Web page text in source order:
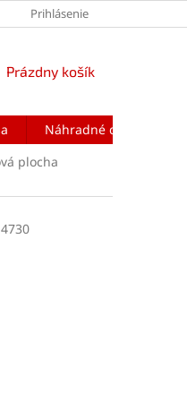
Prihlásenie
NÁKUPNÝ
Prázdny košík
Náhradné diely na
plocha
4730